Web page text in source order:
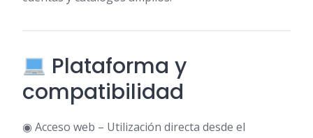
Plataforma y
compatibilidad
◉ Acceso web – Utilización directa desde el